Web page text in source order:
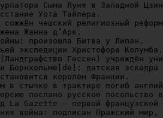
Сыма Луня в Западной
Уота Тайлера.
сожжён чешский религиозный
Жанна д’Арк.
произошла Битва у Липан.
экспедиции Христофора Колумба.
Гессен) учреждён
Борнхольме[de]: датская
королём Франции.
в стычке в трактире погиб
послано русское посольство
La Gazette — первой французской
война: подписан Пражский